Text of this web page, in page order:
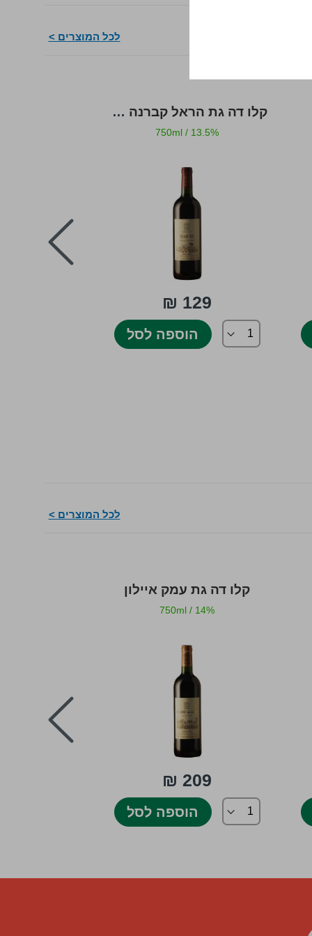
לכל המוצרים >
קלו דה גת הראל קברנה סוביניון
750ml / 13.5%
129 ₪
הוספה לסל
לכל המוצרים >
קלו דה גת עמק איילון
750ml / 14%
209 ₪
הוספה לסל